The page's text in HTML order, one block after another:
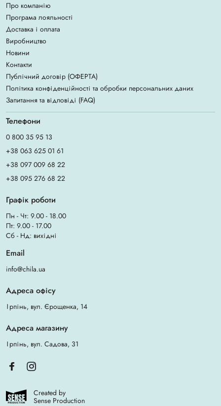
Про компанію
Програма лояльності
Доставка і оплата
Виробництво
Новини
Контакти
Публічний договір (ОФЕРТА)
Політика конфіденційності та обробки персональних даних
Запитання та відповіді (FAQ)
Телефони
0 800 35 95 13
+38 063 625 01 61
+38 097 009 68 22
+38 095 276 68 22
Графік роботи
Пн - Чт: 9.00 - 18.00
Пт: 9.00 - 17.00
Сб - Нд: вихідні
Email
info@chila.ua
Адреса офісу
Ірпінь, вул. Єрощенка, 14
Адреса магазину
Ірпінь, вул. Садова, 31
Created by
Sense Production